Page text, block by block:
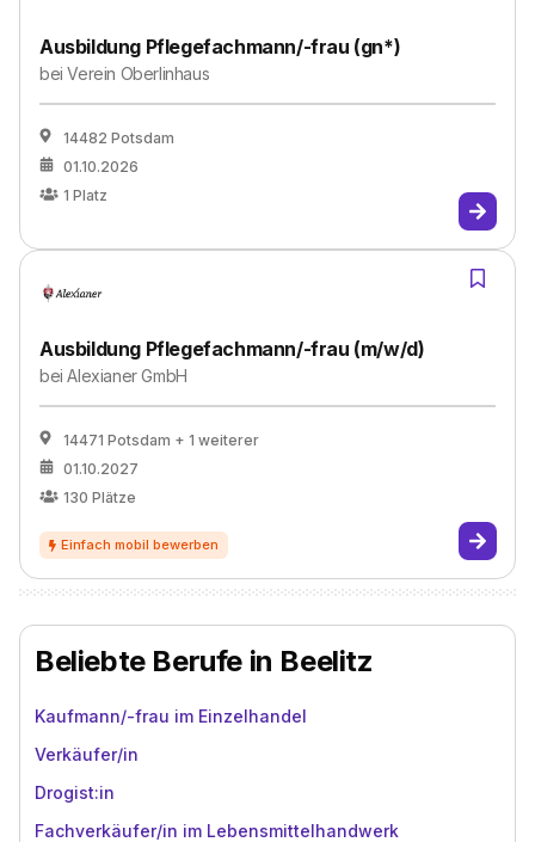
Ausbildung Pflegefachmann/-frau (gn*)
beiVerein Oberlinhaus
14482 Potsdam
01.10.2026
1 Platz
Ausbildung Pflegefachmann/-frau (m/w/d)
beiAlexianer GmbH
14471 Potsdam + 1 weiterer
01.10.2027
130 Plätze
Beliebte Berufe in Beelitz
Kaufmann/-frau im Einzelhandel
Verkäufer/in
Drogist:in
Fachverkäufer/in im Lebensmittelhandwerk